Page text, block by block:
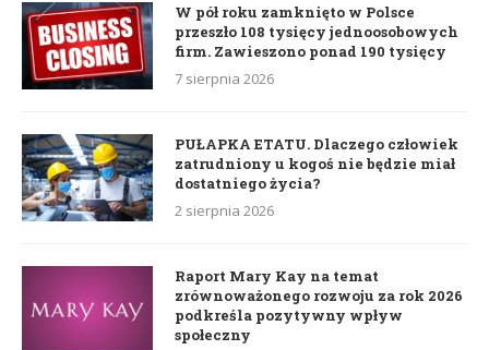
W pół roku zamknięto w Polsce
przeszło 108 tysięcy jednoosobowych
firm. Zawieszono ponad 190 tysięcy
7 sierpnia 2026
PUŁAPKA ETATU. Dlaczego człowiek
zatrudniony u kogoś nie będzie miał
dostatniego życia?
2 sierpnia 2026
Raport Mary Kay na temat
zrównoważonego rozwoju za rok 2026
podkreśla pozytywny wpływ
społeczny